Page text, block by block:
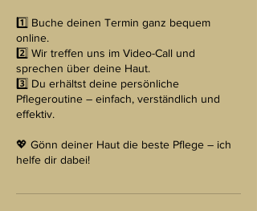
1️⃣ Buche deinen Termin ganz bequem
online.
2️⃣ Wir treffen uns im Video-Call und
sprechen über deine Haut.
3️⃣ Du erhältst deine persönliche
Pflegeroutine – einfach, verständlich und
effektiv.
💖 Gönn deiner Haut die beste Pflege – ich
helfe dir dabei!